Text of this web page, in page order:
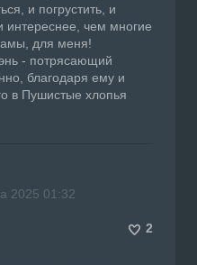
и погрустить, и
интереснее, чем многие
для меня!
- потрясающий
благодаря ему и
в Пушистые хлопья
2025 01:32
2